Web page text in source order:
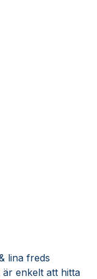
lina freds
är enkelt att hitta